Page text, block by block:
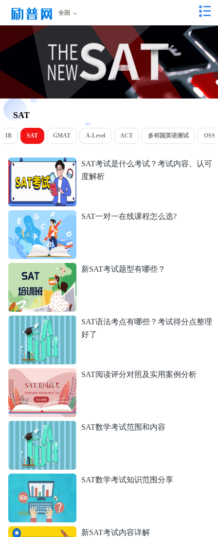
全国
SAT
IB SAT GMAT A-Level ACT 多邻国英语测试
SAT考试是什么考试？考试内容、认可
度解析
SAT一对一在线课程怎么选?
新SAT考试题型有哪些？
SAT语法考点有哪些？考试得分点整理
好了
SAT阅读评分对照及实用案例分析
SAT数学考试范围和内容
SAT数学考试知识范围分享
新SAT考试内容详解